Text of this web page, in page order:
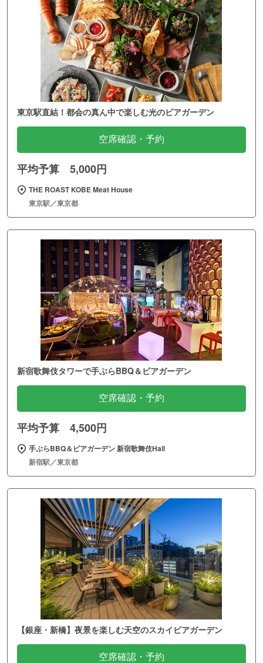
東京駅直結！都会の真ん中で楽しむ光のビアガーデン
空席確認・予約
平均予算 5,000円
THE ROAST KOBE Meat House
東京駅／東京都
新宿歌舞伎タワーで手ぶらBBQ＆ビアガーデン
空席確認・予約
平均予算 4,500円
手ぶらBBQ＆ビアガーデン 新宿歌舞伎Hall
新宿駅／東京都
【銀座・新橋】夜景を楽しむ天空のスカイビアガーデン
空席確認・予約